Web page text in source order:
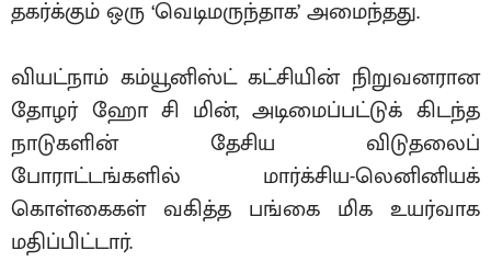
தகர்க்கும் ஒரு ‘வெடிமருந்தாக’ அமைந்தது.
வியட்நாம் கம்யூனிஸ்ட் கட்சியின் நிறுவனரான
தோழர் ஹோ சி மின், அடிமைப்பட்டுக் கிடந்த
நாடுகளின் தேசிய விடுதலைப்
போராட்டங்களில் மார்க்சிய-லெனினியக்
கொள்கைகள் வகித்த பங்கை மிக உயர்வாக
மதிப்பிட்டார்.